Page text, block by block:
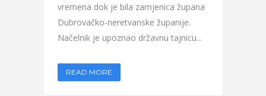
vremena dok je bila zamjenica župana
Dubrovačko-neretvanske županije.
Načelnik je upoznao državnu tajnicu...
READ MORE